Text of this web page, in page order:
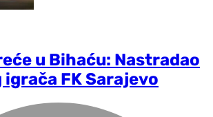
u Bihaću: Nastradao
FK Sarajevo